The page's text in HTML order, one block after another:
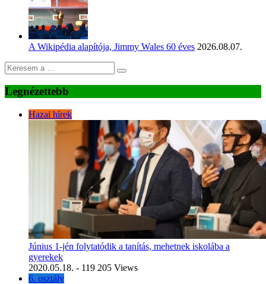
A Wikipédia alapítója, Jimmy Wales 60 éves 2026.08.07.
Legnézettebb
Hazai hírek
Június 1-jén folytatódik a tanítás, mehetnek iskolába a
gyerekek
2020.05.18. - 119 205 Views
6. osztály